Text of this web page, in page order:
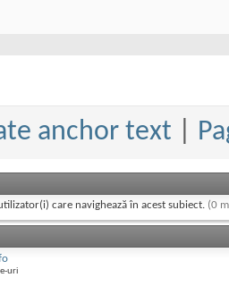
anchor text
care navighează în acest subiect. (0
uri